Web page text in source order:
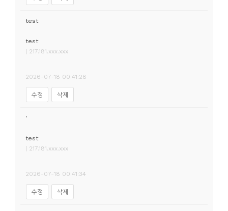
test
test
| 217.181.xxx.xxx
2026-07-18 00:41:28
수정 삭제
'
test
| 217.181.xxx.xxx
2026-07-18 00:41:34
수정 삭제